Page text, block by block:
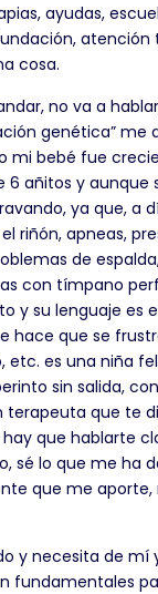
ayudas,
atención
cosa.
no va a
genética” me
mi bebé fue
6 añitos y aunque
ya que, a
riñón, apneas,
de
con tímpano
y su lenguaje es
hace que se
etc. es una niña
sin salida, con
que te
que hablarte
sé lo que me ha
que me aporte,
y necesita de mí
fundamentales